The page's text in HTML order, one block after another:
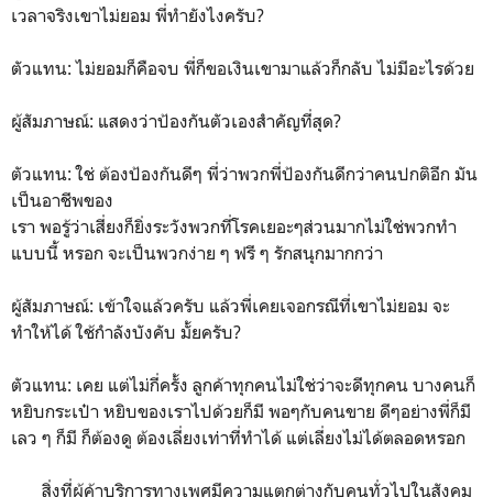
เวลาจริงเขาไม่ยอม พี่ทำยังไงครับ?
ตัวแทน: ไม่ยอมก็คือจบ พี่ก็ขอเงินเขามาแล้วก็กลับ ไม่มีอะไรด้วย
ผู้สัมภาษณ์: แสดงว่าป้องกันตัวเองสำคัญที่สุด?
ตัวแทน: ใช่ ต้องป้องกันดีๆ พี่ว่าพวกพี่ป้องกันดีกว่าคนปกติอีก มัน
เป็นอาชีพของ
เรา พอรู้ว่าเสี่ยงก็ยิ่งระวังพวกที่โรคเยอะๆส่วนมากไม่ใช่พวกทำ
แบบนี้ หรอก จะเป็นพวกง่าย ๆ ฟรี ๆ รักสนุกมากกว่า
ผู้สัมภาษณ์: เข้าใจแล้วครับ แล้วพี่เคยเจอกรณีที่เขาไม่ยอม จะ
ทำให้ได้ ใช้กำลังบังคับ มั้ยครับ?
ตัวแทน: เคย แต่ไม่กี่ครั้ง ลูกค้าทุกคนไม่ใช่ว่าจะดีทุกคน บางคนก็
หยิบกระเป๋า หยิบของเราไปด้วยก็มี พอๆกับคนขาย ดีๆอย่างพี่ก็มี
เลว ๆ ก็มี ก็ต้องดู ต้องเลี่ยงเท่าที่ทำได้ แต่เลี่ยงไม่ได้ตลอดหรอก
สิ่งที่ผู้ค้าบริการทางเพศมีความแตกต่างกับคนทั่วไปในสังคม